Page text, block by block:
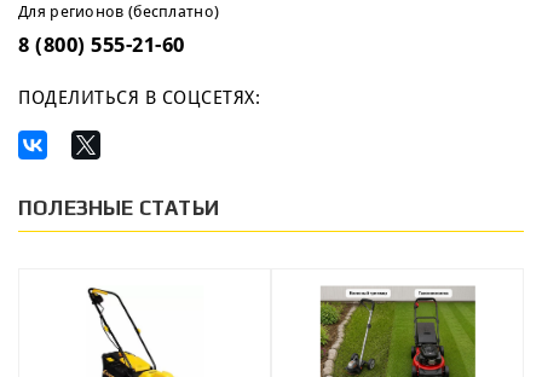
Для регионов (бесплатно)
8 (800) 555-21-60
ПОДЕЛИТЬСЯ В СОЦСЕТЯХ:
ПОЛЕЗНЫЕ СТАТЬИ